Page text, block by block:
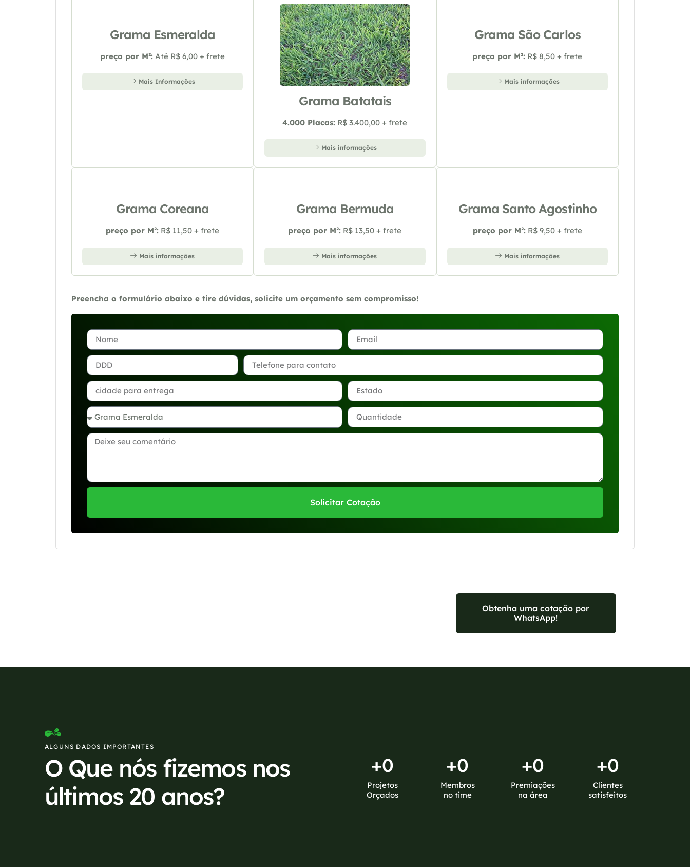
Grama Esmeralda
preço por M²: Até R$ 6,00 + frete
Mais Informações
Grama Batatais
4.000 Placas: R$ 3.400,00 + frete
Mais informações
Grama São Carlos
preço por M²: R$ 8,50 + frete
Mais informações
Grama Coreana
preço por M²: R$ 11,50 + frete
Mais informações
Grama Bermuda
preço por M²: R$ 13,50 + frete
Mais informações
Grama Santo Agostinho
preço por M²: R$ 9,50 + frete
Mais informações
Preencha o formulário abaixo e tire dúvidas, solicite um orçamento sem compromisso!
Solicitar Cotação
Obtenha uma cotação por
WhatsApp!
ALGUNS DADOS IMPORTANTES
O Que nós fizemos nos
últimos 20 anos?
+0
Projetos
Orçados
+0
Membros
no time
+0
Premiações
na área
+0
Clientes
satisfeitos